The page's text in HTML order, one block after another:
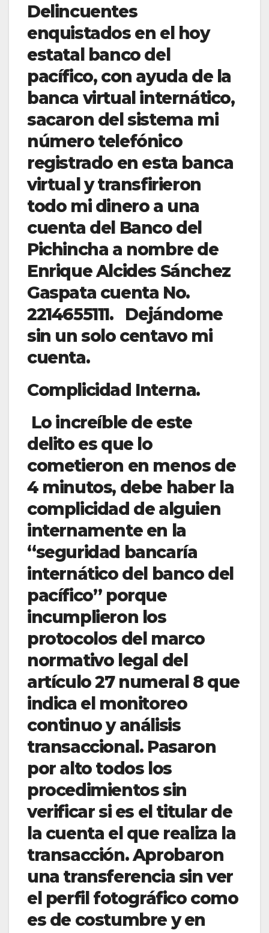
Delincuentes
enquistados en el hoy
estatal banco del
pacífico, con ayuda de la
banca virtual internático,
sacaron del sistema mi
número telefónico
registrado en esta banca
virtual y transfirieron
todo mi dinero a una
cuenta del Banco del
Pichincha a nombre de
Enrique Alcides Sánchez
Gaspata cuenta No.
2214655111. Dejándome
sin un solo centavo mi
cuenta.
Complicidad Interna.
Lo increíble de este
delito es que lo
cometieron en menos de
4 minutos, debe haber la
complicidad de alguien
internamente en la
“seguridad bancaría
internático del banco del
pacífico” porque
incumplieron los
protocolos del marco
normativo legal del
artículo 27 numeral 8 que
indica el monitoreo
continuo y análisis
transaccional. Pasaron
por alto todos los
procedimientos sin
verificar si es el titular de
la cuenta el que realiza la
transacción. Aprobaron
una transferencia sin ver
el perfil fotográfico como
es de costumbre y en